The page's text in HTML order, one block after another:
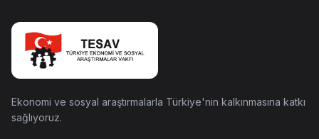
Ekonomi ve sosyal araştırmalarla Türkiye'nin kalkınmasına katkı
sağlıyoruz.